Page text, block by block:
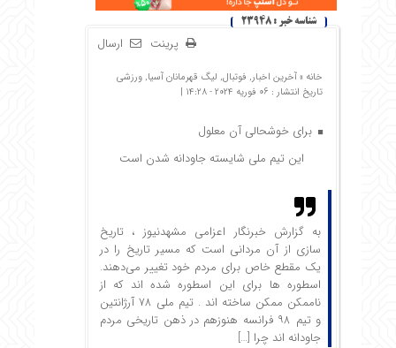
شناسه خبر : 23948
ارسال پرینت
خانه »آخرین اخبار, فوتبال, لیگ قهرمانان آسیا, ورزشی
تاریخ انتشار : 06 فوریه 2024 - 14:28 |
برای خوشحالی آن معلول
این تیم ملی شایسته جاودانه شدن است
به گزارش خبرنگار اعزامی مشهدنیوز ، تاریخ
سازی از آن مردانی است که مسیر تاریخ را در
یک مقطع خاص برای مردم خود تغییر می‌دهند.
‌اسطوره ها برای این اسطوره شده اند که از
ناممکن ممکن ساخته اند .‌ تیم ملی ۷۸ آرژانتین
و تیم ۹۸ فرانسه هنوزهم در ذهن تاریخی مردم
جاودانه اند چرا […]